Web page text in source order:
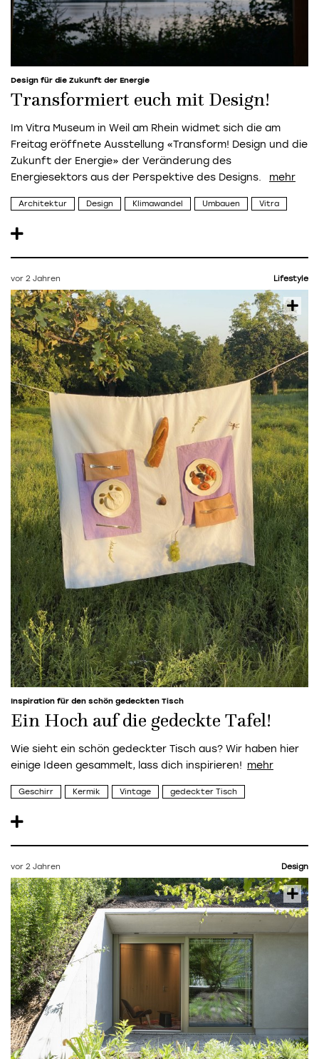
Design für die Zukunft der Energie
Transformiert euch mit Design!
Im Vitra Museum in Weil am Rhein widmet sich die am
Freitag eröffnete Ausstellung «Transform! Design und die
Zukunft der Energie» der Veränderung des
Energiesektors aus der Perspektive des Designs.
Architektur Design Klimawandel Umbauen Vitra
vor 2 Jahren Lifestyle
Inspiration für den schön gedeckten Tisch
Ein Hoch auf die gedeckte Tafel!
Wie sieht ein schön gedeckter Tisch aus? Wir haben hier
einige Ideen gesammelt, lass dich inspirieren!
Geschirr Kermik Vintage gedeckter Tisch
vor 2 Jahren Design